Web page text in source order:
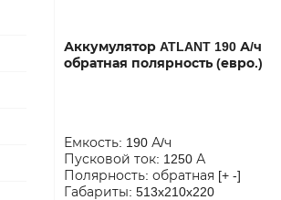
Аккумулятор ATLANT 190 А/ч
обратная полярность (евро.)
Емкость: 190 А/ч
Пусковой ток: 1250 А
Полярность: обратная [+ -]
Габариты: 513x210x220